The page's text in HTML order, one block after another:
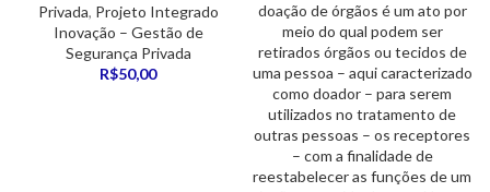
Privada, Projeto Integrado
Inovação – Gestão de
Segurança Privada
R$50,00